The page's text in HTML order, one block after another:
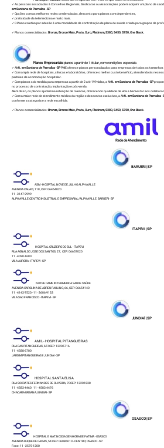
✓ As pessoas associadas à Conselhos Regionais, Sindicatos ou Associações podem adquirir um plano de
em Santana de Parnaíba - SP
✓ Opções com as melhores redes credenciadas, desconto para planos com dependentes,
✓ praticidade da telemedicina e muito mais.
✓ O Plano coletivo por adesão é uma modalidade de contratação de plano de saúde criada para grupos de
✓ Planos comercializados:Bronze ,Bronze Mais ,Prata ,Ouro ,Platinum, S380, S450, S750,One Black.
Planos Empresariais:planos a partir de 1 titular, com condições especiais.
✓ AMIL em Santana de Parnaíba - SPPME oferece planos personalizados para empresas de todos os tamanhos
✓ Com ampla rede de hospitais, clínicas e laboratórios, oferece o melhor custo-benefício, atendendo às
padrões de acomodação hospitalar.
✓ Com planos sob medida para empresas a partir de 2 até 199 vidas, a AMIL em Santana de Parnaíba - SP
no processo de contratação, implantação e pós-venda.
Além disso, os planos ajudam na retenção de talentos, oferecendo qualidade de vida e bem-estar aos
✓ Com a maior rede de atendimento médico da região e descontos exclusivos, a AMIL em Santana de Parnaíba -
conforme a categoria e a rede escolhida.
✓ Planos comercializados:Bronze ,Bronze Mais ,Prata ,Ouro ,Platinum, S380, S450, S750,One Black.
Rede de Atendimento
BARUERI | SP
ASM - HOSPITAL NOVE DE JULHO ALPHAVILLE
AVENIDA CAUAXI, 118, CEP: 06454020
11 - 3147-9999
ALPHAVILLE CENTRO INDUSTRIAL E EMPRESARIAL/ALPHAVILLE. BARUERI - SP
ITAPEVI | SP
HOSPITAL CRUZEIRO DO SUL - ITAPEVI
RUA AGNALDO JOSE DOS SANTOS, 27, CEP: 06657020
11 - 4090-1680
VILA AURORA - ITAPEVI - SP
NOTRE DAME INTERMEDICA SAUDE SAÚDE
AVENIDA CAROLINA DE ABREU PAULINO, 66, CEP: 06654140
11 - 4143-7520 - 11 - 3606-9133
VILA SAO FRANCISCO - ITAPEVI - SP
JUNDIAÍ | SP
AMIL - HOSPITAL PITANGUEIRAS
RUA DAS PITANGUEIRAS, 651CEP: 13206716
11 - 4588-6700
JARDIM PITANGUEIRAS II JUNDIAI - SP
HOSPITAL SANTA ELISA
RUA SOCRATES FERNANDES DE OLIVEIRA, 70CEP: 13201838
11 - 4583-4460 11 - 4583-4476
CHACARA URBANAJUNDIAI - SP
OSASCO | SP
HOSPITAL E MAT. NOSSA SENHORA DE FATIMA - OSASCO
AVENIDA DUQUE DE CAXIAS, 54 CEP: 06086010 - CENTRO; OSASCO - SP
Fone: 11 - 2575-1200